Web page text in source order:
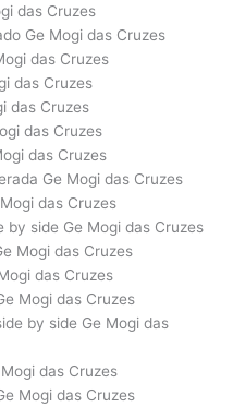
das Cruzes
Ge Mogi das Cruzes
das Cruzes
das Cruzes
das Cruzes
das Cruzes
das Cruzes
Ge Mogi das Cruzes
das Cruzes
side Ge Mogi das Cruzes
Mogi das Cruzes
das Cruzes
Mogi das Cruzes
by side Ge Mogi das
das Cruzes
Mogi das Cruzes